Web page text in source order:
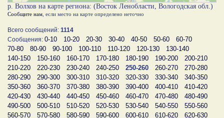
р. Волхов на карте региона: (Восток Ленобласти, Вологодская обл.)
Сообщите нам , если место на карте определено неточно
Всего сообщений: 1114
Сообщения: 0-10 10-20 20-30 30-40 40-50 50-60
60-70
70-80
80-90 90-100 100-110 110-120 120-130
130-140
140-150
150-160 160-170 170-180 180-190 190-200
200-210
210-220
220-230 230-240 240-250 250-260 260-270
270-280
280-290
290-300 300-310 310-320 320-330 330-340
340-350
350-360
360-370 370-380 380-390 390-400 400-410
410-420
420-430
430-440 440-450 450-460 460-470 470-480
480-490
490-500
500-510 510-520 520-530 530-540 540-550
550-560
560-570
570-580 580-590 590-600 600-610 610-620
620-630